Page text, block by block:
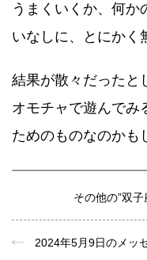
うまくいくか、何か
いなしに、とにかく
結果が散々だったと
オモチャで遊んでみ
ためのものなのかも
その他の”双
2024年5月9日のメッ